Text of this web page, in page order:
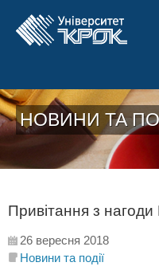
НОВИНИ ТА
Привітання з
26 вересня 2018
Новини та події